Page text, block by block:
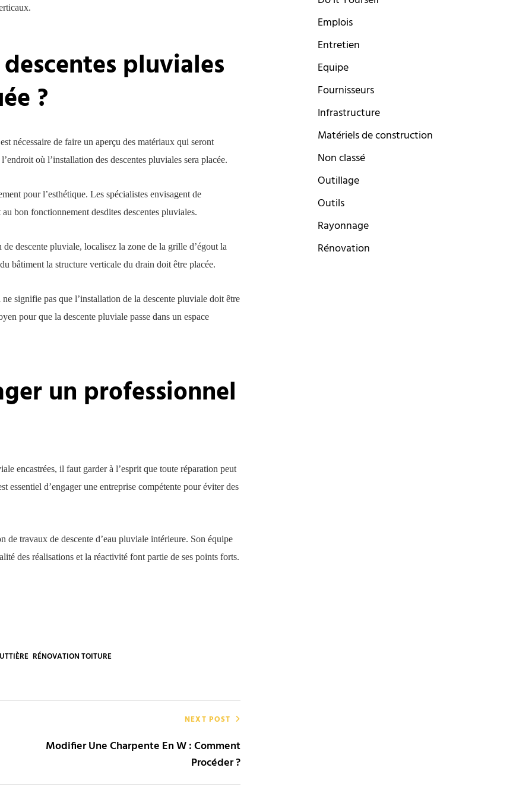
pluviales
?
nécessaire de faire un aperçu des matériaux qui seront
où l’installation des descentes pluviales sera placée.
pour l’esthétique. Les spécialistes envisagent de
bon fonctionnement desdites descentes pluviales.
descente pluviale, localisez la zone de la grille d’égout la
bâtiment la structure verticale du drain doit être placée.
signifie pas que l’installation de la descente pluviale doit être
pour que la descente pluviale passe dans un espace
un professionnel
encastrées, il faut garder à l’esprit que toute réparation peut
essentiel d’engager une entreprise compétente pour éviter des
de travaux de descente d’eau pluviale intérieure. Son équipe
des réalisations et la réactivité font partie de ses points forts.
RÉNOVATION TOITURE
NEXT POST
Modifier Une Charpente En W : Comment
Procéder ?
Emplois
Entretien
Equipe
Fournisseurs
Infrastructure
Matériels de construction
Non classé
Outillage
Outils
Rayonnage
Rénovation